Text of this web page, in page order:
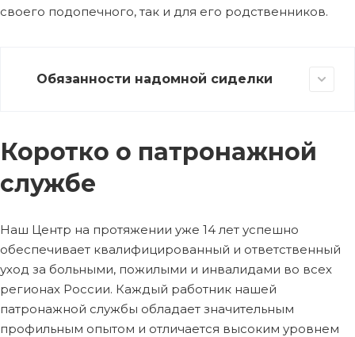
своего подопечного, так и для его родственников.
Обязанности надомной сиделки
Коротко о патронажной
службе
Наш Центр на протяжении уже 14 лет успешно
обеспечивает квалифицированный и ответственный
уход за больными, пожилыми и инвалидами во всех
регионах России. Каждый работник нашей
патронажной службы обладает значительным
профильным опытом и отличается высоким уровнем